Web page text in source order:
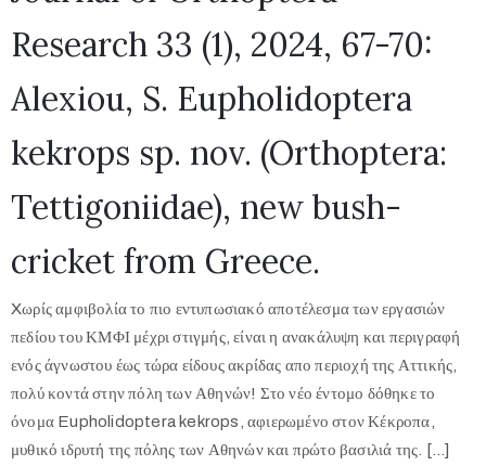
Research 33 (1), 2024, 67-70:
Alexiou, S. Eupholidoptera
kekrops sp. nov. (Orthoptera:
Tettigoniidae), new bush-
cricket from Greece.
Xωρίς αμφιβολία το πιο εντυπωσιακό αποτέλεσμα των εργασιών
πεδίου του ΚΜΦΙ μέχρι στιγμής, είναι η ανακάλυψη και περιγραφή
ενός άγνωστου έως τώρα είδους ακρίδας απο περιοχή της Αττικής,
πολύ κοντά στην πόλη των Αθηνών! Στο νέο έντομο δόθηκε το
όνομα Eupholidoptera kekrops, αφιερωμένο στον Κέκροπα,
μυθικό ιδρυτή της πόλης των Αθηνών και πρώτο βασιλιά της. […]